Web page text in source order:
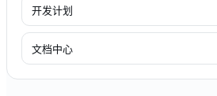
开发计划
文档中心